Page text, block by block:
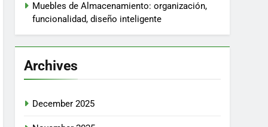
Muebles de Almacenamiento: organización,
funcionalidad, diseño inteligente
Archives
December 2025